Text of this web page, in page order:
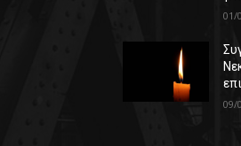
01/
09/